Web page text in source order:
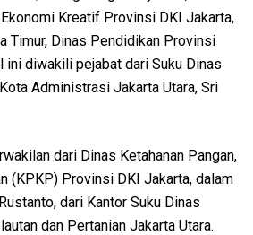
Kreatif Provinsi DKI Jakarta,
Timur, Dinas Pendidikan Provinsi
ini diwakili pejabat dari Suku Dinas
Administrasi Jakarta Utara, Sri
dari Dinas Ketahanan Pangan,
(KPKP) Provinsi DKI Jakarta, dalam
dari Kantor Suku Dinas
dan Pertanian Jakarta Utara.